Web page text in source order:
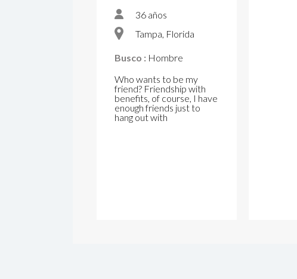
36 años
Tampa, Florida
Busco : Hombre
Who wants to be my
friend? Friendship with
benefits, of course, I have
enough friends just to
hang out with